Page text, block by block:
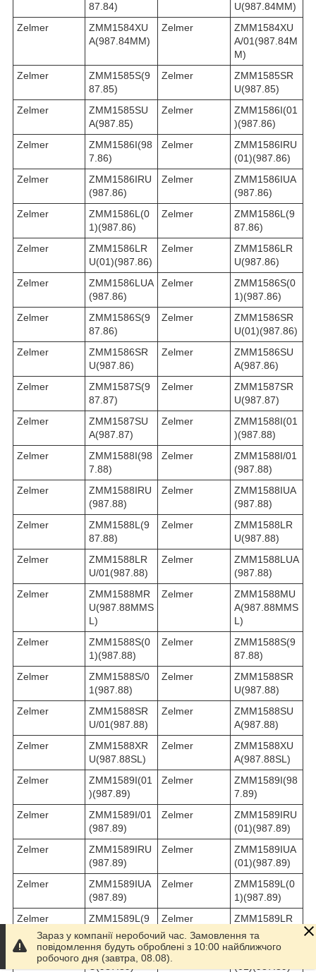
87.84)
U(987.84MM)
Zelmer
ZMM1584XU
A(987.84MM)
Zelmer
ZMM1584XU
A/01(987.84M
M)
Zelmer
ZMM1585S(9
87.85)
Zelmer
ZMM1585SR
U(987.85)
Zelmer
ZMM1585SU
A(987.85)
Zelmer
ZMM1586I(01
)(987.86)
Zelmer
ZMM1586I(98
7.86)
Zelmer
ZMM1586IRU
(01)(987.86)
Zelmer
ZMM1586IRU
(987.86)
Zelmer
ZMM1586IUA
(987.86)
Zelmer
ZMM1586L(0
1)(987.86)
Zelmer
ZMM1586L(9
87.86)
Zelmer
ZMM1586LR
U(01)(987.86)
Zelmer
ZMM1586LR
U(987.86)
Zelmer
ZMM1586LUA
(987.86)
Zelmer
ZMM1586S(0
1)(987.86)
Zelmer
ZMM1586S(9
87.86)
Zelmer
ZMM1586SR
U(01)(987.86)
Zelmer
ZMM1586SR
U(987.86)
Zelmer
ZMM1586SU
A(987.86)
Zelmer
ZMM1587S(9
87.87)
Zelmer
ZMM1587SR
U(987.87)
Zelmer
ZMM1587SU
A(987.87)
Zelmer
ZMM1588I(01
)(987.88)
Zelmer
ZMM1588I(98
7.88)
Zelmer
ZMM1588I/01
(987.88)
Zelmer
ZMM1588IRU
(987.88)
Zelmer
ZMM1588IUA
(987.88)
Zelmer
ZMM1588L(9
87.88)
Zelmer
ZMM1588LR
U(987.88)
Zelmer
ZMM1588LR
U/01(987.88)
Zelmer
ZMM1588LUA
(987.88)
Zelmer
ZMM1588MR
U(987.88MMS
L)
Zelmer
ZMM1588MU
A(987.88MMS
L)
Zelmer
ZMM1588S(0
1)(987.88)
Zelmer
ZMM1588S(9
87.88)
Zelmer
ZMM1588S/0
1(987.88)
Zelmer
ZMM1588SR
U(987.88)
Zelmer
ZMM1588SR
U/01(987.88)
Zelmer
ZMM1588SU
A(987.88)
Zelmer
ZMM1588XR
U(987.88SL)
Zelmer
ZMM1588XU
A(987.88SL)
Zelmer
ZMM1589I(01
)(987.89)
Zelmer
ZMM1589I(98
7.89)
Zelmer
ZMM1589I/01
(987.89)
Zelmer
ZMM1589IRU
(01)(987.89)
Zelmer
ZMM1589IRU
(987.89)
Zelmer
ZMM1589IUA
(01)(987.89)
Zelmer
ZMM1589IUA
(987.89)
Zelmer
ZMM1589L(0
1)(987.89)
Zelmer
ZMM1589L(9
87.89)
Zelmer
ZMM1589LR
U(01)(987.89)
Zelmer
ZMM1589LR
U(987.89)
Zelmer
ZMM1589LUA
Зараз у компанії неробочий час. Замовлення та
повідомлення будуть оброблені з 10:00 найближчого
робочого дня (завтра, 08.08).